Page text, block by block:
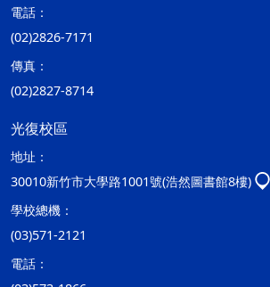
電話：
(02)2826-7171
傳真：
(02)2827-8714
光復校區
地址：
30010新竹市大學路1001號(浩然圖書館8樓)
學校總機：
(03)571-2121
電話：